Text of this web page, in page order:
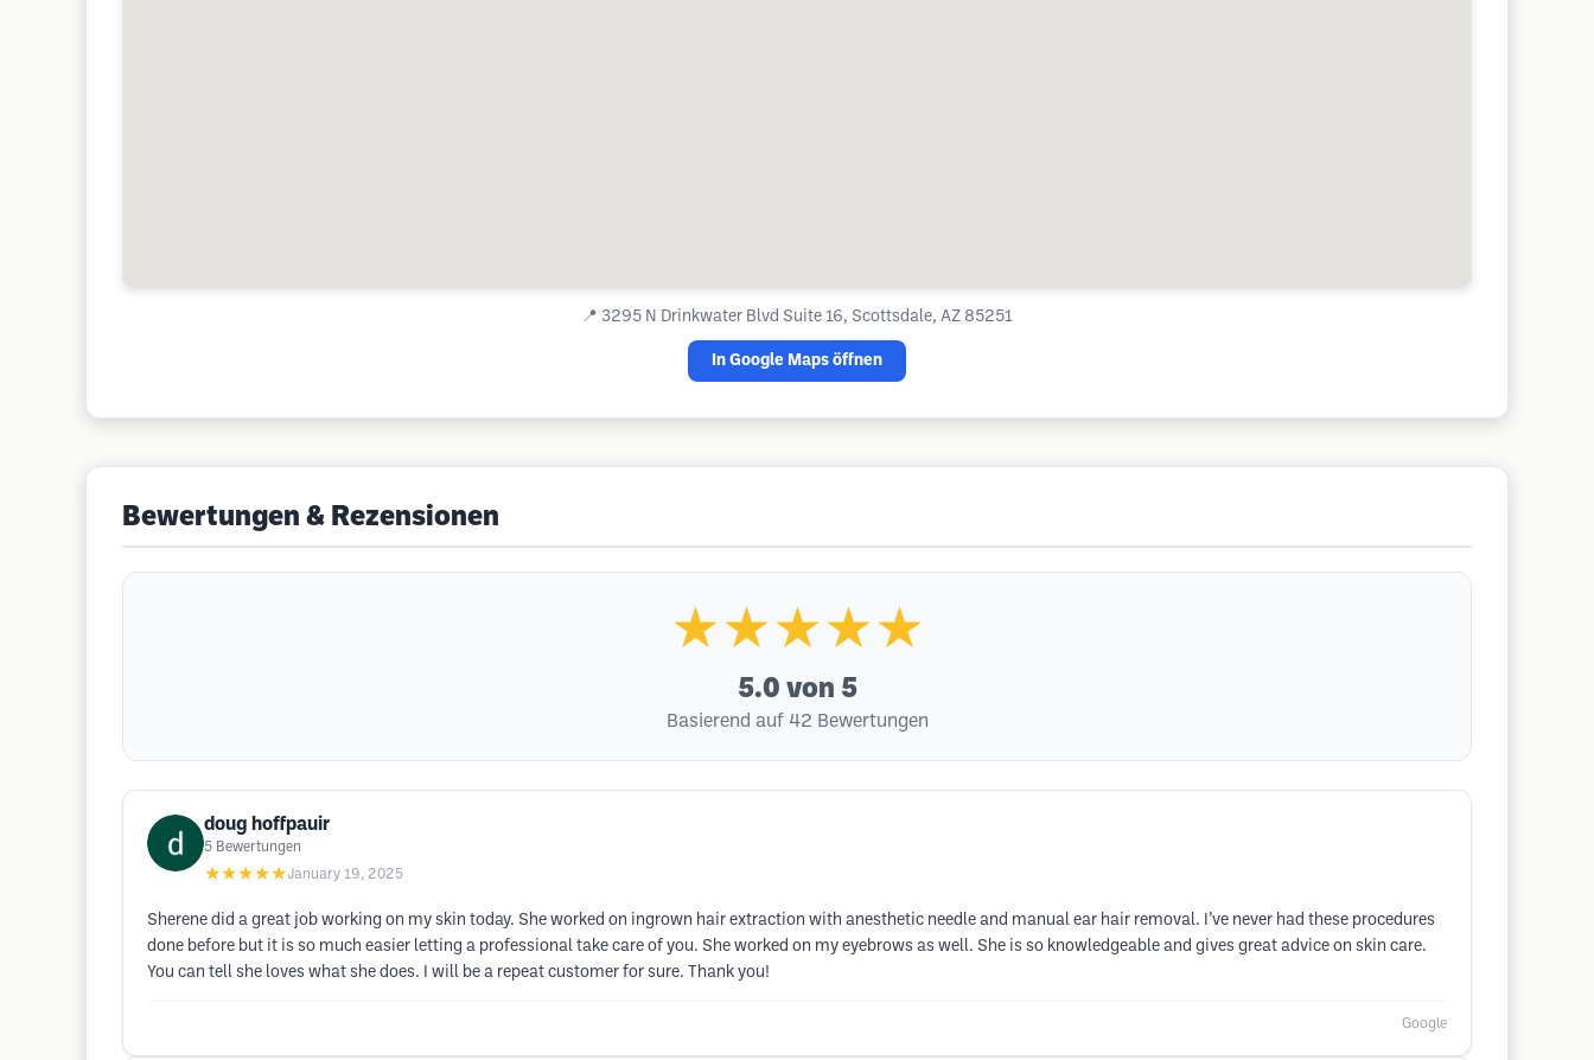
📍 3295 N Drinkwater Blvd Suite 16, Scottsdale, AZ 85251
In Google Maps öffnen
Bewertungen & Rezensionen
★★★★★
5.0 von 5
Basierend auf 42 Bewertungen
doug hoffpauir
5 Bewertungen
★★★★★January 19, 2025
Sherene did a great job working on my skin today. She worked on ingrown hair extraction with anesthetic needle and manual ear hair removal. I’ve never had these procedures
done before but it is so much easier letting a professional take care of you. She worked on my eyebrows as well. She is so knowledgeable and gives great advice on skin care.
You can tell she loves what she does. I will be a repeat customer for sure. Thank you!
Google